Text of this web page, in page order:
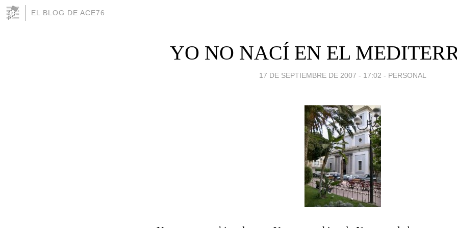
EL BLOG DE ACE76
YO NO NACÍ EN EL
17 DE SEPTIEMBRE DE 2007 - 17:02 - PERSONAL